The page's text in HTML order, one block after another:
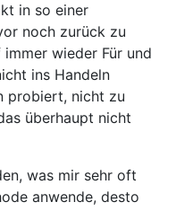
in so einer
noch zurück zu
wieder Für und
ins Handeln
probiert, nicht zu
überhaupt nicht
was mir sehr oft
anwende, desto